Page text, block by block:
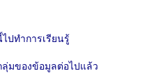
ปทำการเรียนรู้
ลุ่มของข้อมูลต่อไปแล้ว